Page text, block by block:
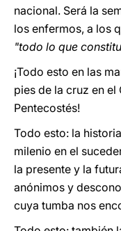
nacional. Será la
los enfermos, a los
"todo lo que
¡Todo esto en las
pies de la cruz en
Pentecostés!
Todo esto: la
milenio en el
la presente y la
anónimos y
cuya tumba nos